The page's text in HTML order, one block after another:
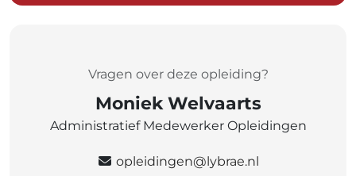
Vragen over deze opleiding?
Moniek Welvaarts
Administratief Medewerker Opleidingen
opleidingen@lybrae.nl